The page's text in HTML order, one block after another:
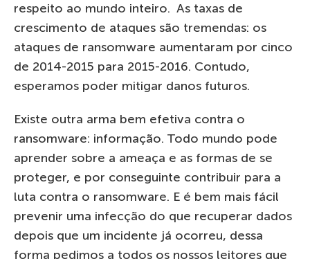
respeito ao mundo inteiro. As taxas de
crescimento de ataques são tremendas: os
ataques de ransomware aumentaram por cinco
de 2014-2015 para 2015-2016. Contudo,
esperamos poder mitigar danos futuros.
Existe outra arma bem efetiva contra o
ransomware: informação. Todo mundo pode
aprender sobre a ameaça e as formas de se
proteger, e por conseguinte contribuir para a
luta contra o ransomware. E é bem mais fácil
prevenir uma infecção do que recuperar dados
depois que um incidente já ocorreu, dessa
forma pedimos a todos os nossos leitores que